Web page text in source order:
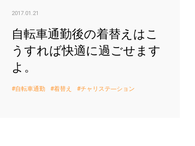
2017.01.21
自転車通勤後の着替えはこ
うすれば快適に過ごせます
よ。
自転車通勤 着替え チャリステ―ション